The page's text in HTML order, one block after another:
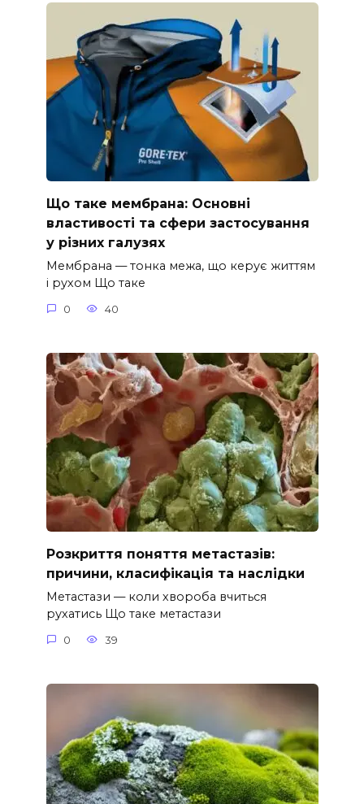
Що таке мембрана: Основні
властивості та сфери застосування
у різних галузях
Мембрана — тонка межа, що керує життям
і рухом Що таке
0 40
Розкриття поняття метастазів:
причини, класифікація та наслідки
Метастази — коли хвороба вчиться
рухатись Що таке метастази
0 39